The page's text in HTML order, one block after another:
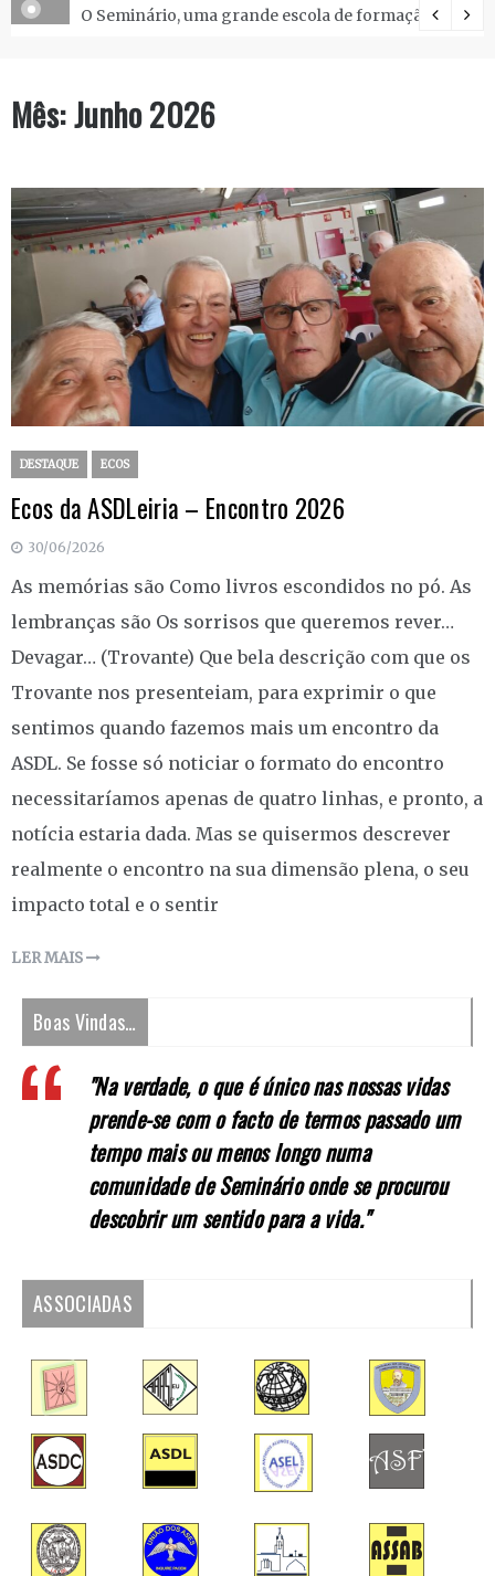
O Seminário, uma grande escola de formação.
Mês:Junho 2026
DESTAQUE ECOS
Ecos da ASDLeiria – Encontro 2026
30/06/2026
As memórias são Como livros escondidos no pó. As
lembranças são Os sorrisos que queremos rever…
Devagar… (Trovante) Que bela descrição com que os
Trovante nos presenteiam, para exprimir o que
sentimos quando fazemos mais um encontro da
ASDL. Se fosse só noticiar o formato do encontro
necessitaríamos apenas de quatro linhas, e pronto, a
notícia estaria dada. Mas se quisermos descrever
realmente o encontro na sua dimensão plena, o seu
impacto total e o sentir
LER MAIS
Boas Vindas…
"Na verdade, o que é único nas nossas vidas
prende-se com o facto de termos passado um
tempo mais ou menos longo numa
comunidade de Seminário onde se procurou
descobrir um sentido para a vida."
ASSOCIADAS